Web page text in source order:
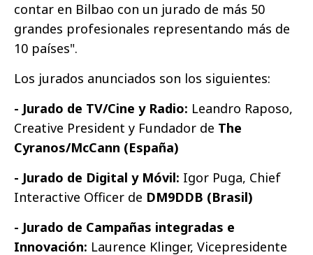
contar en Bilbao con un jurado de más 50
grandes profesionales representando más de
10 países".
Los jurados anunciados son los siguientes:
- Jurado de TV/Cine y Radio: Leandro Raposo,
Creative President y Fundador de The
Cyranos/McCann (España)
- Jurado de Digital y Móvil: Igor Puga, Chief
Interactive Officer de DM9DDB (Brasil)
- Jurado de Campañas integradas e
Innovación: Laurence Klinger, Vicepresidente